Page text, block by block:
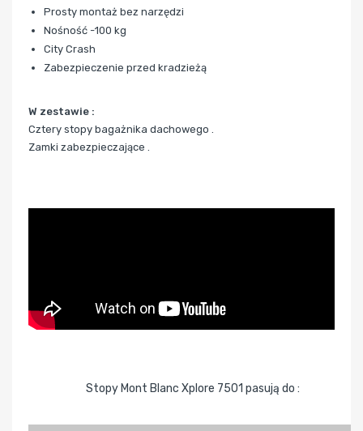
Prosty montaż bez narzędzi
Nośność -100 kg
City Crash
Zabezpieczenie przed kradzieżą
W zestawie :
Cztery stopy bagażnika dachowego .
Zamki zabezpieczające .
Stopy Mont Blanc Xplore 7501 pasują do :